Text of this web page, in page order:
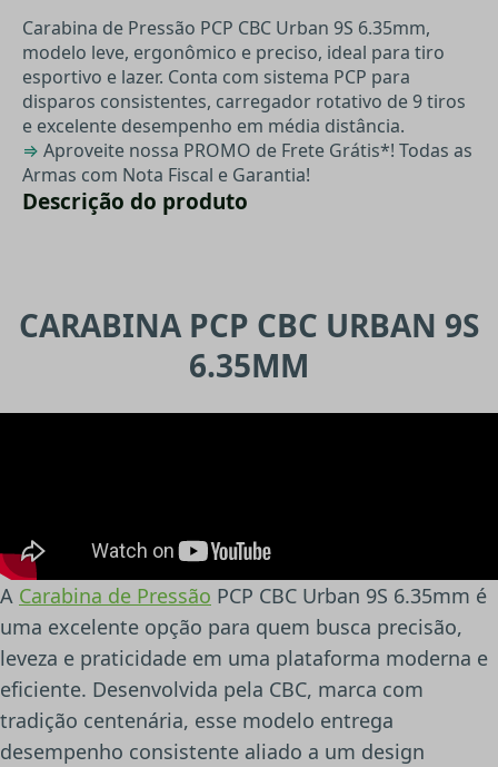
Carabina de Pressão PCP CBC Urban 9S 6.35mm,
modelo leve, ergonômico e preciso, ideal para tiro
esportivo e lazer. Conta com sistema PCP para
disparos consistentes, carregador rotativo de 9 tiros
e excelente desempenho em média distância.
⇒ Aproveite nossa PROMO de Frete Grátis*! Todas as
Armas com Nota Fiscal e Garantia!
Descrição do produto
CARABINA PCP CBC URBAN 9S
6.35MM
A Carabina de Pressão PCP CBC Urban 9S 6.35mm é
uma excelente opção para quem busca precisão,
leveza e praticidade em uma plataforma moderna e
eficiente. Desenvolvida pela CBC, marca com
tradição centenária, esse modelo entrega
desempenho consistente aliado a um design